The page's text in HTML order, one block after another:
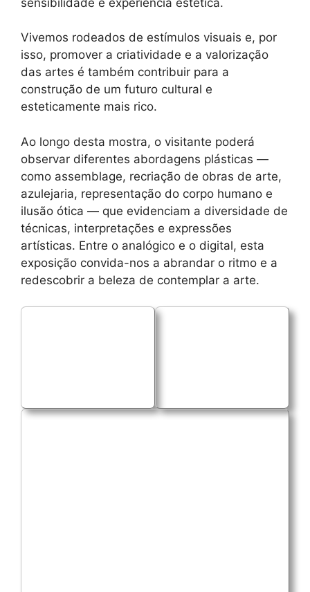
Vivemos rodeados de estímulos visuais e, por
isso, promover a criatividade e a valorização
das artes é também contribuir para a
construção de um futuro cultural e
esteticamente mais rico.
Ao longo desta mostra, o visitante poderá
observar diferentes abordagens plásticas —
como assemblage, recriação de obras de arte,
azulejaria, representação do corpo humano e
ilusão ótica — que evidenciam a diversidade de
técnicas, interpretações e expressões
artísticas. Entre o analógico e o digital, esta
exposição convida-nos a abrandar o ritmo e a
redescobrir a beleza de contemplar a arte.